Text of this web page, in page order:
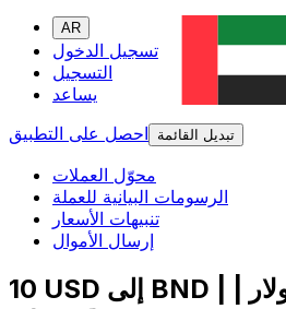
AR
تسجيل الدخول
التسجيل
يساعد
احصل على التطبيق
تبديل القائمة
محوّل العملات
الرسومات البيانية للعملة
تنبيهات الأسعار
إرسال الأموال
10 USD إلى BND | حوِّل - إلى الدولار |